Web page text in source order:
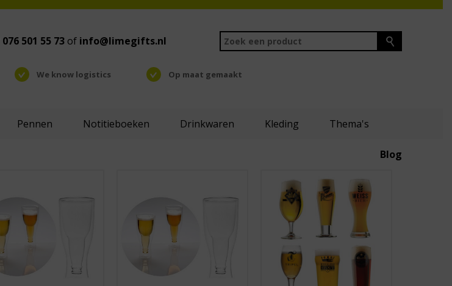
076 501 55 73of info@limegifts.nl
We know logistics
Op maat gemaakt
Pennen Notitieboeken Drinkwaren Kleding Thema's
Blog